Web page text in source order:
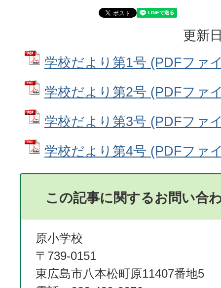
更新
学校だより第1号 (PDFファ
学校だより第2号 (PDFファ
学校だより第3号 (PDFファ
学校だより第4号 (PDFファ
この記事に関するお問い合
原小学校
〒739-0151
東広島市八本松町原11407番地5